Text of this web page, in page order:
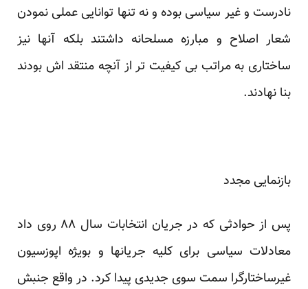
نادرست و غیر سیاسی بوده و نه تنها توانایی عملی نمودن
شعار اصلاح و مبارزه مسلحانه داشتند بلکه آنها نیز
ساختاری به مراتب بی کیفیت تر از آنچه منتقد اش بودند
بنا نهادند.
بازنمایی مجدد
پس از حوادثی که در جریان انتخابات سال ۸۸ روی داد
معادلات سیاسی برای کلیه جریانها و بویژه اپوزسیون
غیرساختارگرا سمت سوی جدیدی پیدا کرد. در واقع جنبش